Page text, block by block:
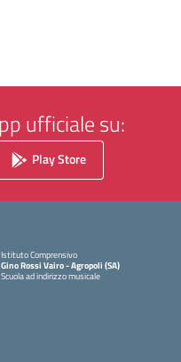
ufficiale su:
Play Store
Istituto Comprensivo
Gino Rossi Vairo - Agropoli (SA)
Scuola ad indirizzo musicale